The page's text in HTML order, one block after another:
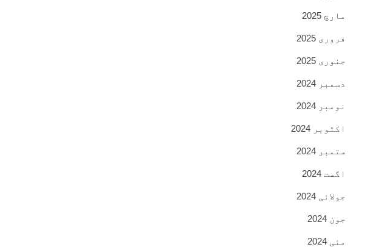
مارچ 2025
فروری 2025
جنوری 2025
دسمبر 2024
نومبر 2024
اکتوبر 2024
ستمبر 2024
اگست 2024
جولائی 2024
جون 2024
مئی 2024